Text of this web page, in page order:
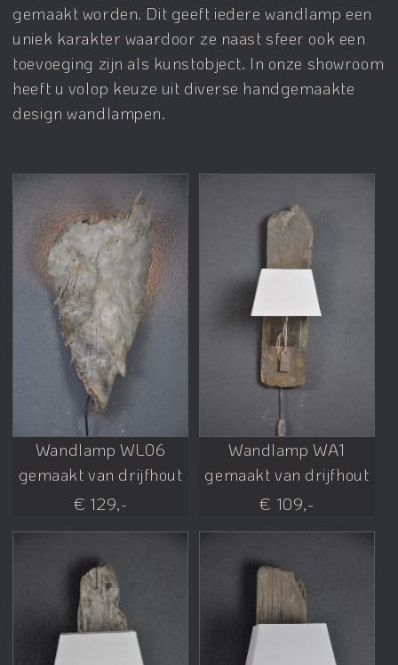
gemaakt worden. Dit geeft iedere wandlamp een
uniek karakter waardoor ze naast sfeer ook een
toevoeging zijn als kunstobject. In onze showroom
heeft u volop keuze uit diverse handgemaakte
design wandlampen.
Wandlamp WL06
gemaakt van drijfhout
€ 129,-
Wandlamp WA1
gemaakt van drijfhout
€ 109,-